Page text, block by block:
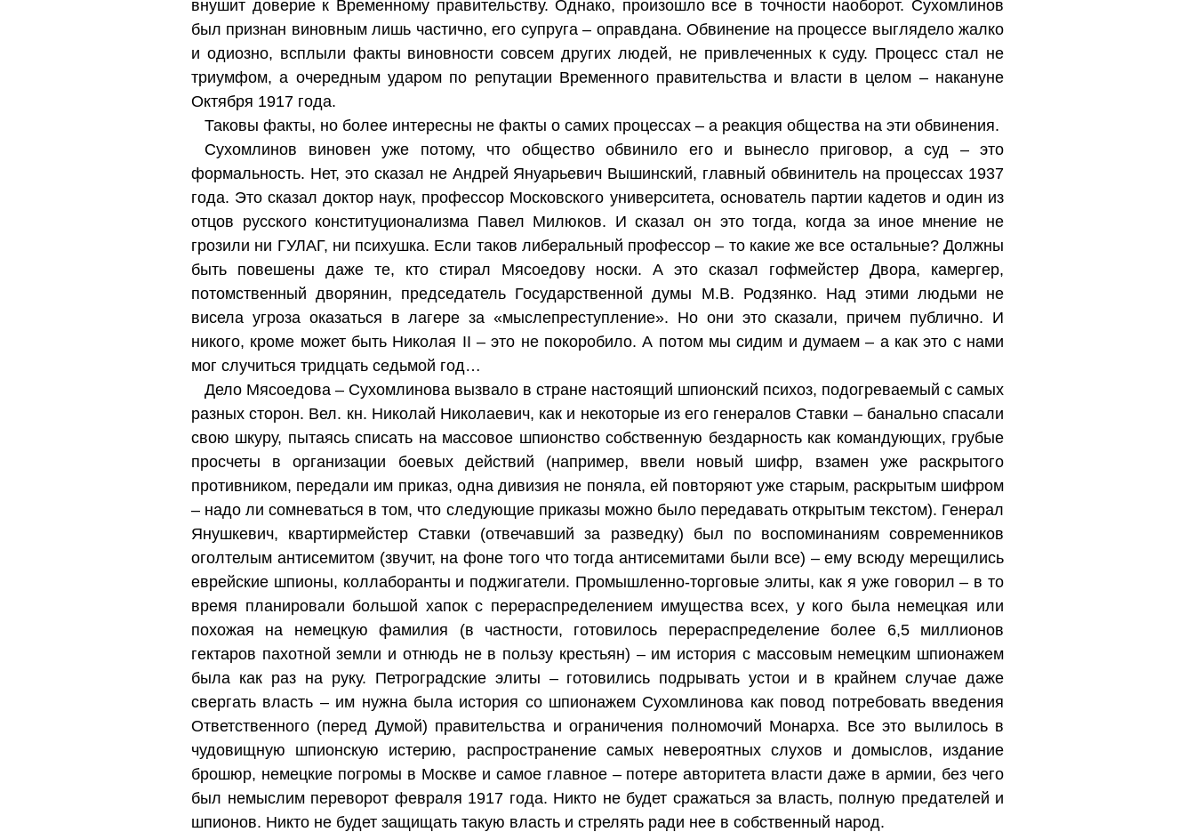
внушит доверие к Временному правительству. Однако, произошло все в точности наоборот. Сухомлинов
был признан виновным лишь частично, его супруга – оправдана. Обвинение на процессе выглядело жалко
и одиозно, всплыли факты виновности совсем других людей, не привлеченных к суду. Процесс стал не
триумфом, а очередным ударом по репутации Временного правительства и власти в целом – накануне
Октября 1917 года.
Таковы факты, но более интересны не факты о самих процессах – а реакция общества на эти обвинения.
Сухомлинов виновен уже потому, что общество обвинило его и вынесло приговор, а суд – это
формальность. Нет, это сказал не Андрей Януарьевич Вышинский, главный обвинитель на процессах 1937
года. Это сказал доктор наук, профессор Московского университета, основатель партии кадетов и один из
отцов русского конституционализма Павел Милюков. И сказал он это тогда, когда за иное мнение не
грозили ни ГУЛАГ, ни психушка. Если таков либеральный профессор – то какие же все остальные? Должны
быть повешены даже те, кто стирал Мясоедову носки. А это сказал гофмейстер Двора, камергер,
потомственный дворянин, председатель Государственной думы М.В. Родзянко. Над этими людьми не
висела угроза оказаться в лагере за «мыслепреступление». Но они это сказали, причем публично. И
никого, кроме может быть Николая II – это не покоробило. А потом мы сидим и думаем – а как это с нами
мог случиться тридцать седьмой год…
Дело Мясоедова – Сухомлинова вызвало в стране настоящий шпионский психоз, подогреваемый с самых
разных сторон. Вел. кн. Николай Николаевич, как и некоторые из его генералов Ставки – банально спасали
свою шкуру, пытаясь списать на массовое шпионство собственную бездарность как командующих, грубые
просчеты в организации боевых действий (например, ввели новый шифр, взамен уже раскрытого
противником, передали им приказ, одна дивизия не поняла, ей повторяют уже старым, раскрытым шифром
– надо ли сомневаться в том, что следующие приказы можно было передавать открытым текстом). Генерал
Янушкевич, квартирмейстер Ставки (отвечавший за разведку) был по воспоминаниям современников
оголтелым антисемитом (звучит, на фоне того что тогда антисемитами были все) – ему всюду мерещились
еврейские шпионы, коллаборанты и поджигатели. Промышленно-торговые элиты, как я уже говорил – в то
время планировали большой хапок с перераспределением имущества всех, у кого была немецкая или
похожая на немецкую фамилия (в частности, готовилось перераспределение более 6,5 миллионов
гектаров пахотной земли и отнюдь не в пользу крестьян) – им история с массовым немецким шпионажем
была как раз на руку. Петроградские элиты – готовились подрывать устои и в крайнем случае даже
свергать власть – им нужна была история со шпионажем Сухомлинова как повод потребовать введения
Ответственного (перед Думой) правительства и ограничения полномочий Монарха. Все это вылилось в
чудовищную шпионскую истерию, распространение самых невероятных слухов и домыслов, издание
брошюр, немецкие погромы в Москве и самое главное – потере авторитета власти даже в армии, без чего
был немыслим переворот февраля 1917 года. Никто не будет сражаться за власть, полную предателей и
шпионов. Никто не будет защищать такую власть и стрелять ради нее в собственный народ.